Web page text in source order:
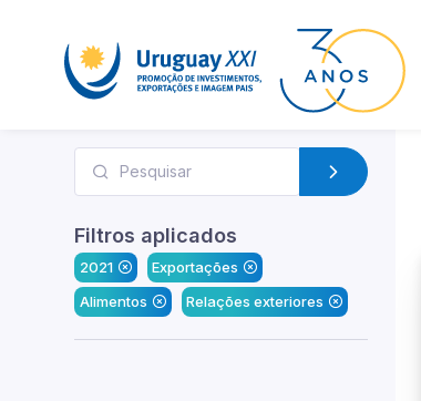
Filtros aplicados
2021
Exportações
Alimentos
Relações exteriores